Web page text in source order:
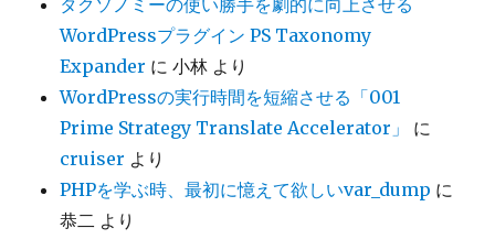
タクソノミーの使い勝手を劇的に向上させる
WordPressプラグイン PS Taxonomy
Expander に小林 より
WordPressの実行時間を短縮させる「001
Prime Strategy Translate Accelerator」
に
cruiser より
PHPを学ぶ時、最初に憶えて欲しいvar_dump に
恭二 より